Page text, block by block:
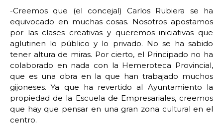
-Creemos que (el concejal) Carlos Rubiera se ha
equivocado en muchas cosas. Nosotros apostamos
por las clases creativas y queremos iniciativas que
aglutinen lo público y lo privado. No se ha sabido
tener altura de miras. Por cierto, el Principado no ha
colaborado en nada con la Hemeroteca Provincial,
que es una obra en la que han trabajado muchos
gijoneses. Ya que ha revertido al Ayuntamiento la
propiedad de la Escuela de Empresariales, creemos
que hay que pensar en una gran zona cultural en el
centro.